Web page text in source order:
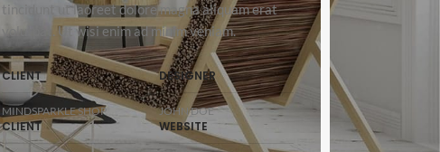
tincidunt ut laoreet dolore magna aliquam erat
volutpat. Ut wisi enim ad minim veniam.
CLIENT
MINDSPARKLE SHOP
DESIGNER
JOHN DOE
CLIENT WEBSITE